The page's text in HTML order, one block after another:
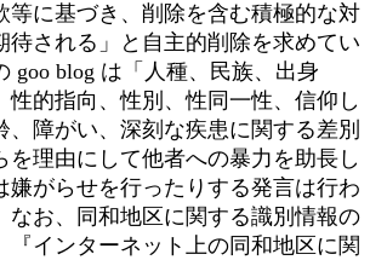
等に基づき、削除を含む積極的な対
待される」と自主的削除を求めてい
goo blog は「人種、民族、出身
性的指向、性別、性同一性、信仰し
、障がい、深刻な疾患に関する差別
を理由にして他者への暴力を助長し
嫌がらせを行ったりする発言は行わ
なお、同和地区に関する識別情報の
『インターネット上の同和地区に関